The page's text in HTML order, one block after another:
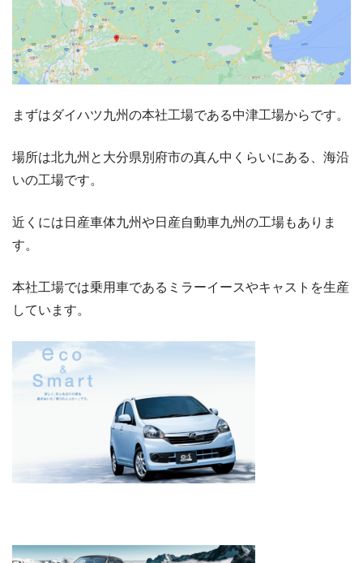
まずはダイハツ九州の本社工場である中津工場からです。
場所は北九州と大分県別府市の真ん中くらいにある、海沿
いの工場です。
近くには日産車体九州や日産自動車九州の工場もありま
す。
本社工場では乗用車であるミラーイースやキャストを生産
しています。